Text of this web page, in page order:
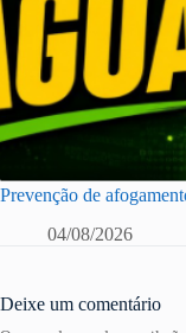
Prevenção de
04/08/2026
Deixe um comentário